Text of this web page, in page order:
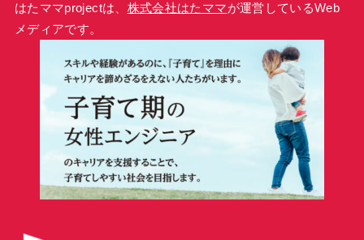
はたママprojectは、 株式会社はたママが運営しているWeb
メディアです。